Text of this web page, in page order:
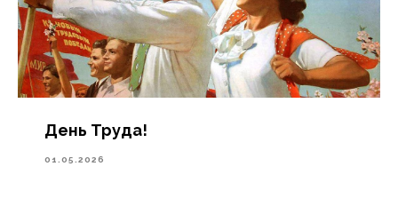
День Труда!
01.05.2026